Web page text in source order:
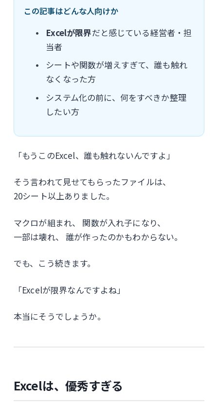
この記事はどんな人向けか
Excelが限界だと感じている経営者・担
当者
シートや関数が増えすぎて、誰も触れ
なくなった方
システム化の前に、何をすべきか整理
したい方
「もうこのExcel、誰も触れないんですよ」
そう言われて見せてもらったファイルは、
20シート以上ありました。
マクロが組まれ、 関数が入れ子になり、
一部は壊れ、 誰が作ったのかもわからない。
でも、こう続きます。
「Excelが限界なんですよね」
本当にそうでしょうか。
Excelは、優秀すぎる